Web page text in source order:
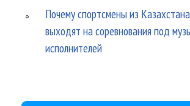
Почему спортсмены из
выходят на соревнования под
исполнителей